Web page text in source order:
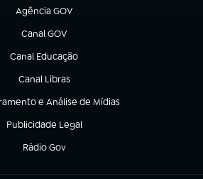
Agência GOV
(abre em nova aba)
Canal GOV
(abre em nova aba)
Canal Educação
(abre em nova aba)
Canal Libras
(abre em nova aba)
e Análise de Mídias
nova aba)
Publicidade Legal
(abre em nova aba)
Rádio Gov
(abre em nova aba)